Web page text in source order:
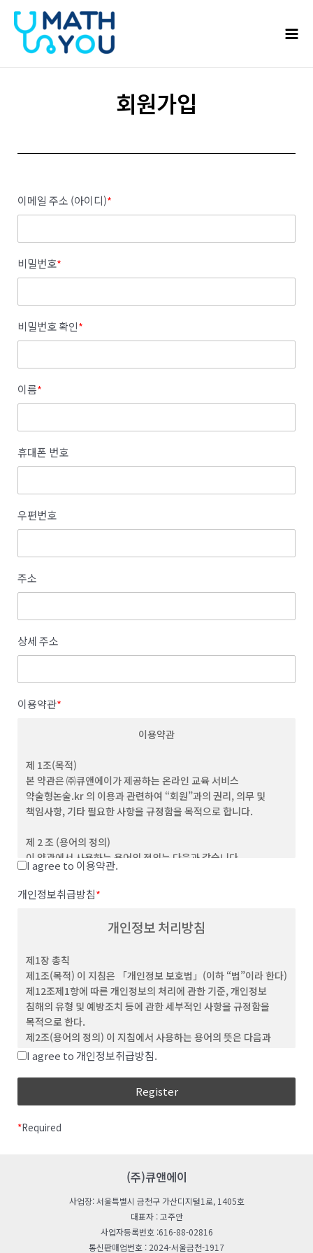
건너뛰기
회원가입
이메일 주소 (아이디)*
비밀번호*
비밀번호 확인*
이름*
휴대폰 번호
우편번호
주소
상세 주소
이용약관*
이용약관
제 1조(목적)
본 약관은 ㈜큐앤에이가 제공하는 온라인 교육 서비스
약술형논술.kr 의 이용과 관련하여 “회원”과의 권리, 의무 및
책임사항, 기타 필요한 사항을 규정함을 목적으로 합니다.
제 2 조 (용어의 정의)
이 약관에서 사용하는 용어의 정의는 다음과 같습니다.
(1) "서비스”라 함은 이용자가 이용할 수 있는 웹사이트 관련 제반
서비스를 의미합니다
(2) “이용자”라 함은 회사의 웹사이트에 접속하여 본 약관에 따라
회사가 제공하는 콘텐츠 및 제반 서비스를 이용하는 회원 및
단체를 말합니다.
(4) “비회원”이라 함은 회원에 가입하지 않고 회사가
웹사이트에서 제공하는 서비스를 이용하는 자를 말합니다.
(5) “아이디(ID)”라 함은 회원의 식별과 서비스 이용을 위하여
회원이 정하고 회사가 승인하는 문자와 숫자의 조합을
의미합니다.
(6) ‘비밀번호’라 함은 회원이 부여 받은 ID와 일치된 회원임을
(7) ‘해지’라 함은 회사 또는 회원이 이용계약을 해약하는 것을
(2) 회사는 합리적인 사유가 발생할 경우 관련 법령에 위배되지
않는 범위 안에서 약관을 변경할 수 있으며, 변경된 약관은 본 조
제1항과 같이 회원에게 공지함으로써 효력을 발생합니다.
제 4 조 (약관 외 준칙)
I agree to 이용약관.
개인정보취급방침*
개인정보 처리방침
제1장 총칙
제1조(목적) 이 지침은 「개인정보 보호법」(이하 “법”이라 한다)
제12조제1항에 따른 개인정보의 처리에 관한 기준, 개인정보
침해의 유형 및 예방조치 등에 관한 세부적인 사항을 규정함을
목적으로 한다.
제2조(용어의 정의) 이 지침에서 사용하는 용어의 뜻은 다음과
같다.
이용, 제공, 공개, 파기(破棄), 그 밖에 이와 유사한
“개인정보처리자”란 업무를 목적으로 법
모든 공공기관, 법인ㆍ단체, 개인 등을 말한다.
보호법 시행령」(이하 “영“이라 한다) 제2조에 따른
“친목단체”란 학교, 지역, 기업, 인터넷 커뮤니티 등을
I agree to 개인정보취급방침.
*Required
(주)큐앤에이
사업장: 서울특별시 금천구 가산디지털1로, 1405호
대표자 : 고주안
사업자등록번호 :616-88-02816
통신판매업번호 : 2024-서울금천-1917